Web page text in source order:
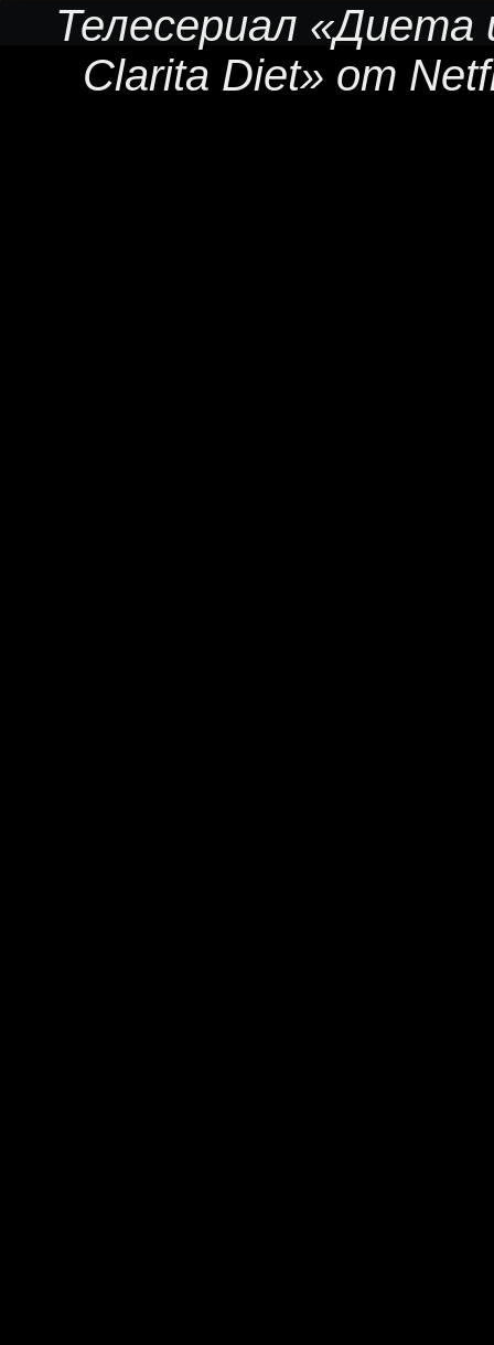
Телесериал
Clarita Diet» от